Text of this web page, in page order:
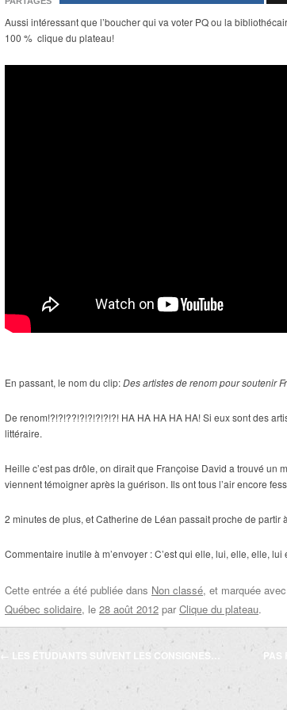
Aussi intéressant que l’boucher qui va voter PQ ou la
100 % clique du plateau!
En passant, le nom du clip:Des artistes de renom pour soutenir
De renom!?!?!??!?!?!?!?!?! HA HA HA HA HA! Si eux sont des
littéraire.
Heille c’est pas drôle, on dirait que Françoise David a trouvé un
viennent témoigner après la guérison. Ils ont tous l’air encore
2 minutes de plus, et Catherine de Léan passait proche de partir
Commentaire inutile à m’envoyer : C’est qui elle, lui, elle, elle, lui
Cette entrée a été publiée dans Non classé, et marquée avec
Québec solidaire, le 28 août 2012 par Clique du plateau.
Navigation
← LES ÉTUDIANTS SUIVENT LES CONSIGNES…
PAS